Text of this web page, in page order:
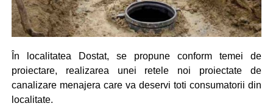
În localitatea Dostat, se propune conform temei de
proiectare, realizarea unei retele noi proiectate de
canalizare menajera care va deservi toti consumatorii din
localitate.